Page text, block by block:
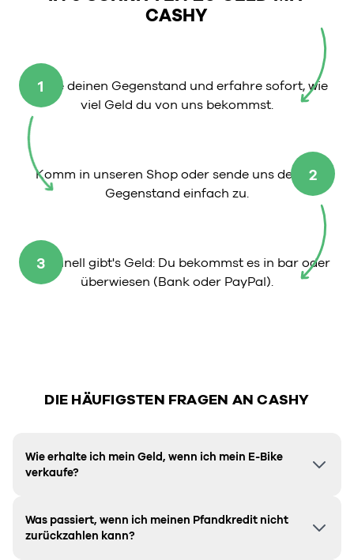
CASHY
1
Wähle deinen Gegenstand und erfahre sofort, wie
viel Geld du von uns bekommst.
2
Komm in unseren Shop oder sende uns deinen
Gegenstand einfach zu.
3
So schnell gibt's Geld: Du bekommst es in bar oder
überwiesen (Bank oder PayPal).
DIE HÄUFIGSTEN FRAGEN AN CASHY
Wie erhalte ich mein Geld, wenn ich mein E-Bike
verkaufe?
Was passiert, wenn ich meinen Pfandkredit nicht
zurückzahlen kann?